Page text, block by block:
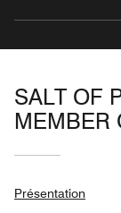
SALT OF
MEMBER
Présentation